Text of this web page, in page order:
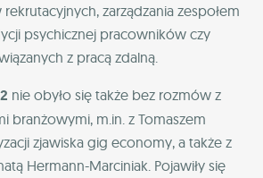
zarządzania zespołem
psychicznej pracowników czy
z pracą zdalną.
nie obyło się także bez rozmów z
branżowymi, m.in. z Tomaszem
zjawiska gig economy, a także z
Hermann-Marciniak. Pojawiły się